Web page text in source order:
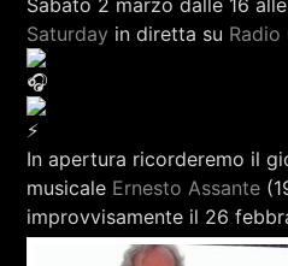
TRACCIA CORRENTE
SELEZIONI
RCA - Radio città aperta
Saturday in diretta su
In apertura ricorderemo il
musicale Ernesto Assante
improvvisamente il 26